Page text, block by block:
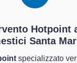
Hotpoint
Santa
specializzato